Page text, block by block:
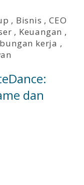
, Bisnis ,CEO
, Keuangan ,
kerja ,
dan